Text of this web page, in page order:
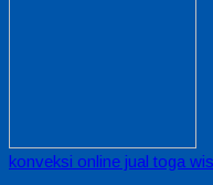
konveksi online jual toga